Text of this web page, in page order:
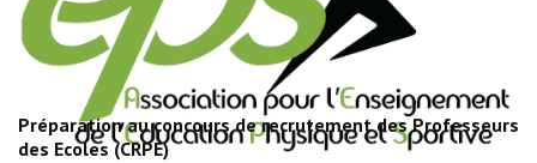
Préparation au concours de recrutement des Professeurs
des Ecoles (CRPE)